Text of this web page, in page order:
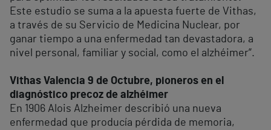
Este estudio se suma a la apuesta fuerte de Vithas,
a través de su Servicio de Medicina Nuclear, por
ganar tiempo a una enfermedad tan devastadora, a
nivel personal, familiar y social, como el alzhéimer”.
Vithas Valencia 9 de Octubre, pioneros en el
diagnóstico precoz de alzhéimer
En 1906 Alois Alzheimer describió una nueva
enfermedad que producía pérdida de memoria,